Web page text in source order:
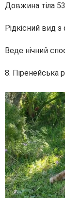
Довжина тіла
Рідкісний вид
Веде нічний
8. Піренейська